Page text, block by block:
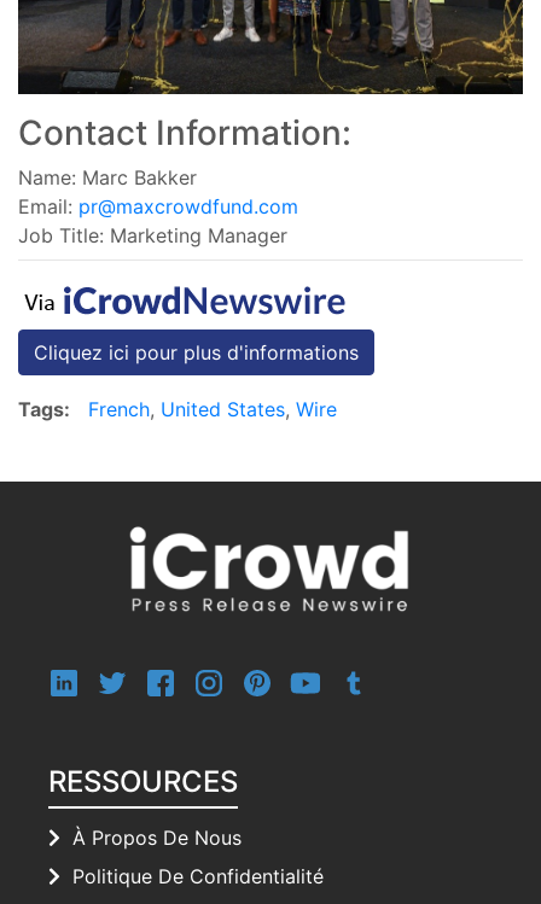
Contact Information:
Name: Marc Bakker
Email: pr@maxcrowdfund.com
Job Title: Marketing Manager
Cliquez ici pour plus d'informations
Tags: French, United States, Wire
RESSOURCES
À Propos De Nous
Politique De Confidentialité